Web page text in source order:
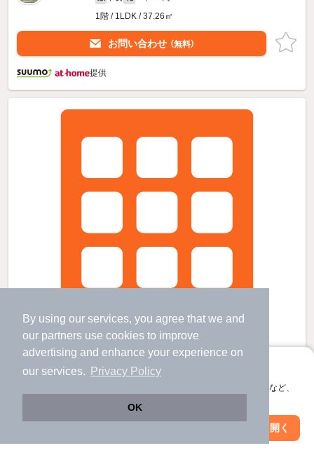
By using our services, you agree that we and
our partners use cookies to improve
advertising and enhance your experience on
our services.
Privacy Policy
OK
アプリに切り替えて、サクサクお部屋探し
会員登録なしですぐ使える。マップ検索やお気に入り保存など、
アプリを開く
1階 / 1LDK / 37.26㎡
お問い合わせ （無料）
提供
余市駅より徒歩3分 新築 2階建の賃貸物件
余市駅 歩
2階建 / 新築 / 木造
絞り込み条件を変更